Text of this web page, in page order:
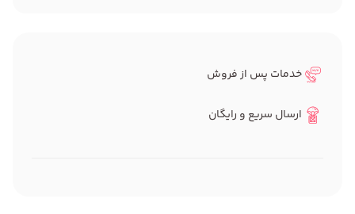
خدمات پس از فروش
ارسال سریع و رایگان